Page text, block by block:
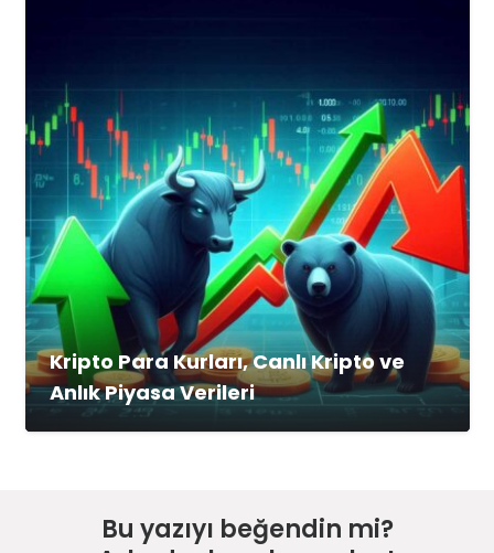
Kripto Para Kurları, Canlı Kripto ve
Anlık Piyasa Verileri
Bu yazıyı beğendin mi?